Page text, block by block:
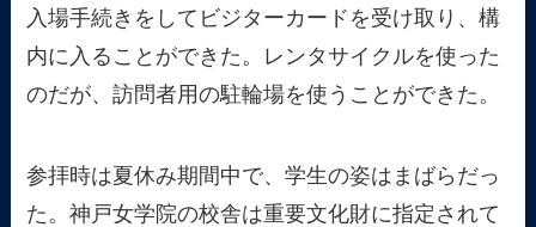
入場手続きをしてビジターカードを受け取り、構
内に入ることができた。レンタサイクルを使った
のだが、訪問者用の駐輪場を使うことができた。
参拝時は夏休み期間中で、学生の姿はまばらだっ
た。神戸女学院の校舎は重要文化財に指定されて